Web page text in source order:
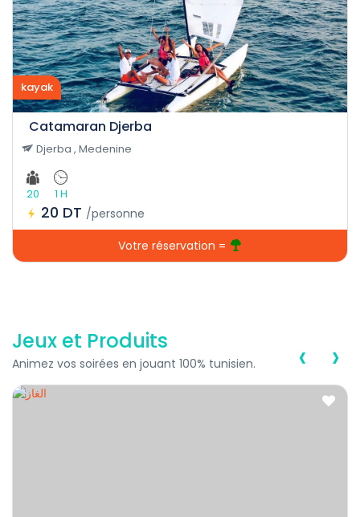
kayak
Catamaran Djerba
Djerba , Medenine
20 1 H
20 DT /personne
Votre réservation =
Jeux et Produits
Animez vos soirées en jouant 100% tunisien. ‹ ›